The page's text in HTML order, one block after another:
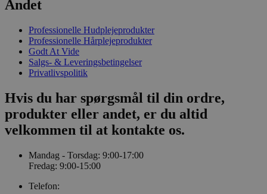
Andet
Professionelle Hudplejeprodukter
Professionelle Hårplejeprodukter
Godt At Vide
Salgs- & Leveringsbetingelser
Privatlivspolitik
Hvis du har spørgsmål til din ordre,
produkter eller andet, er du altid
velkommen til at kontakte os.
Mandag - Torsdag: 9:00-17:00
Fredag: 9:00-15:00
Telefon: